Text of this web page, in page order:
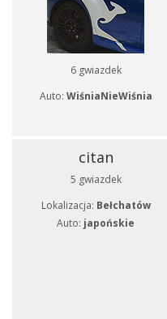
6 gwiazdek
Auto: WiśniaNieWiśnia
citan
5 gwiazdek
Lokalizacja: Bełchatów
Auto: japońskie